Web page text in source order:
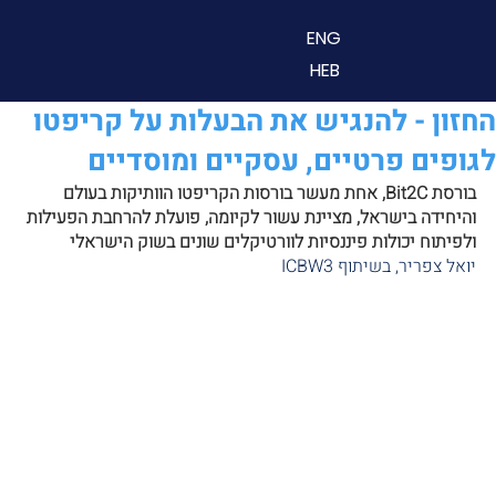
ENG
HEB
החזון - להנגיש את הבעלות על קריפטו
לגופים פרטיים, עסקיים ומוסדיים
בורסת Bit2C, אחת מעשר בורסות הקריפטו הוותיקות בעולם
והיחידה בישראל, מציינת עשור לקיומה, פועלת להרחבת הפעילות
ולפיתוח יכולות פיננסיות לוורטיקלים שונים בשוק הישראלי
יואל צפריר, בשיתוף ICBW3